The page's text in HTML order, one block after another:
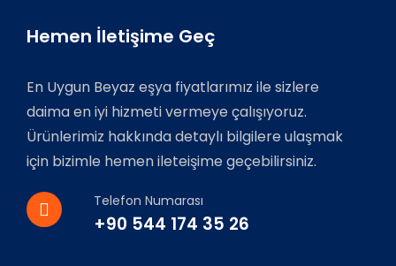
Hemen İletişime Geç
En Uygun Beyaz eşya fiyatlarımız ile sizlere
daima en iyi hizmeti vermeye çalışıyoruz.
Ürünlerimiz hakkında detaylı bilgilere ulaşmak
için bizimle hemen ileteişime geçebilirsiniz.
Telefon Numarası
+90 544 174 35 26